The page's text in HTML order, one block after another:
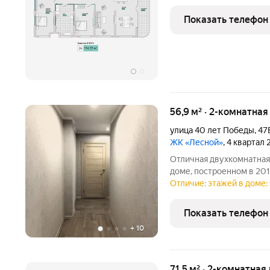
Показать телефон
+ 10
56,9 м² · 2-
улица 40 лет Победы,
ЖК «Лесной», 4 квартал
Отличная
доме, построенном в
56.9 квадратных метров, жилая
Отличие: этажей в доме:
Показать телефон